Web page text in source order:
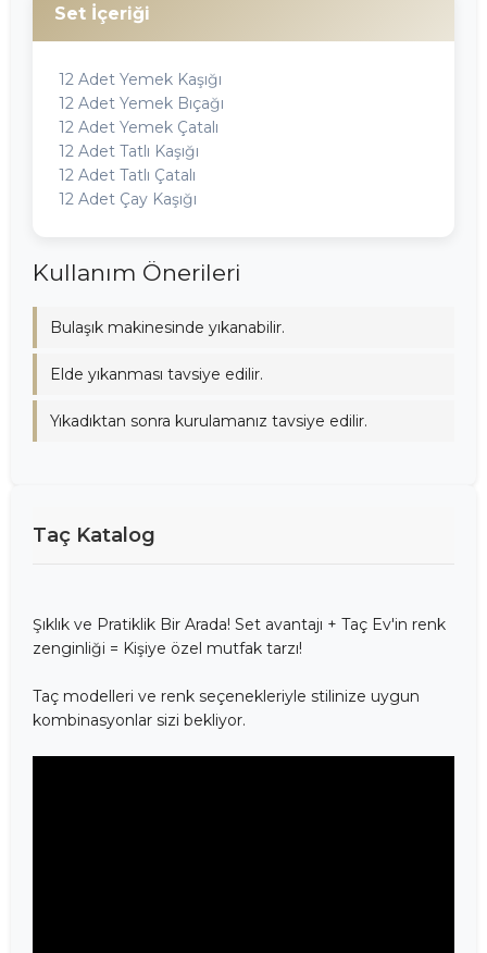
Set İçeriği
12 Adet Yemek Kaşığı
12 Adet Yemek Bıçağı
12 Adet Yemek Çatalı
12 Adet Tatlı Kaşığı
12 Adet Tatlı Çatalı
12 Adet Çay Kaşığı
Kullanım Önerileri
Bulaşık makinesinde yıkanabilir.
Elde yıkanması tavsiye edilir.
Yıkadıktan sonra kurulamanız tavsiye edilir.
Taç Katalog
Şıklık ve Pratiklik Bir Arada! Set avantajı + Taç Ev'in renk
zenginliği = Kişiye özel mutfak tarzı!
Taç modelleri ve renk seçenekleriyle stilinize uygun
kombinasyonlar sizi bekliyor.